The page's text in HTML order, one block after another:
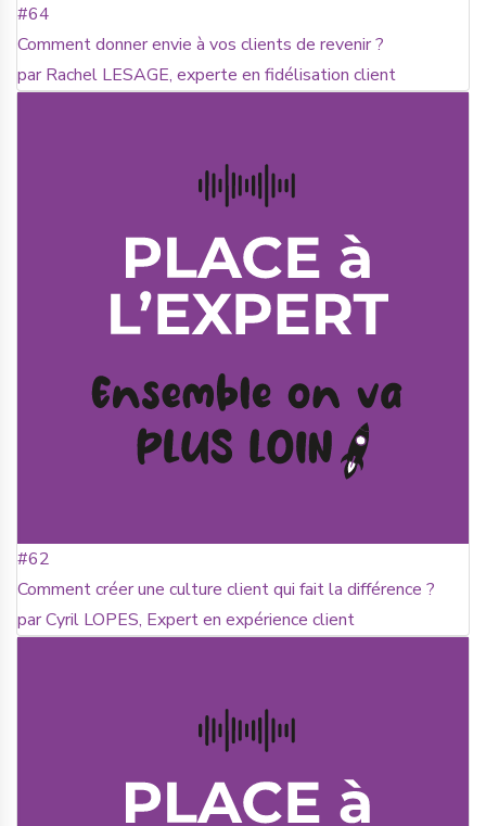
#64
Comment donner envie à vos clients de revenir ?
par Rachel LESAGE, experte en fidélisation client
#62
Comment créer une culture client qui fait la différence ?
par Cyril LOPES, Expert en expérience client